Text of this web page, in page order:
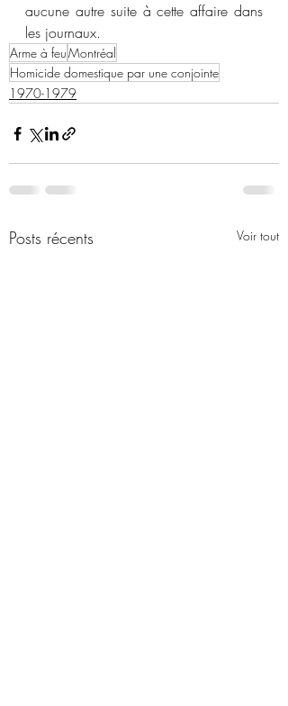
aucune autre suite à cette affaire dans
les journaux.
Arme à feuMontréal
Homicide domestique par une conjointe
1970-1979
Posts récents Voir tout